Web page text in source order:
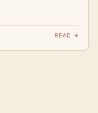
READ →